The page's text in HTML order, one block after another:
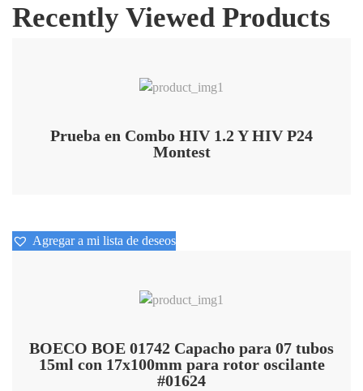
Recently Viewed Products
Prueba en Combo HIV 1.2 Y HIV P24
Montest
Agregar a mi lista de deseos
BOECO BOE 01742 Capacho para 07 tubos
15ml con 17x100mm para rotor oscilante
#01624